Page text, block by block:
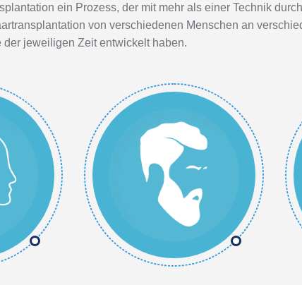
ein Prozess, der mit mehr als einer Technik
von verschiedenen Menschen an
jeweiligen Zeit entwickelt haben.